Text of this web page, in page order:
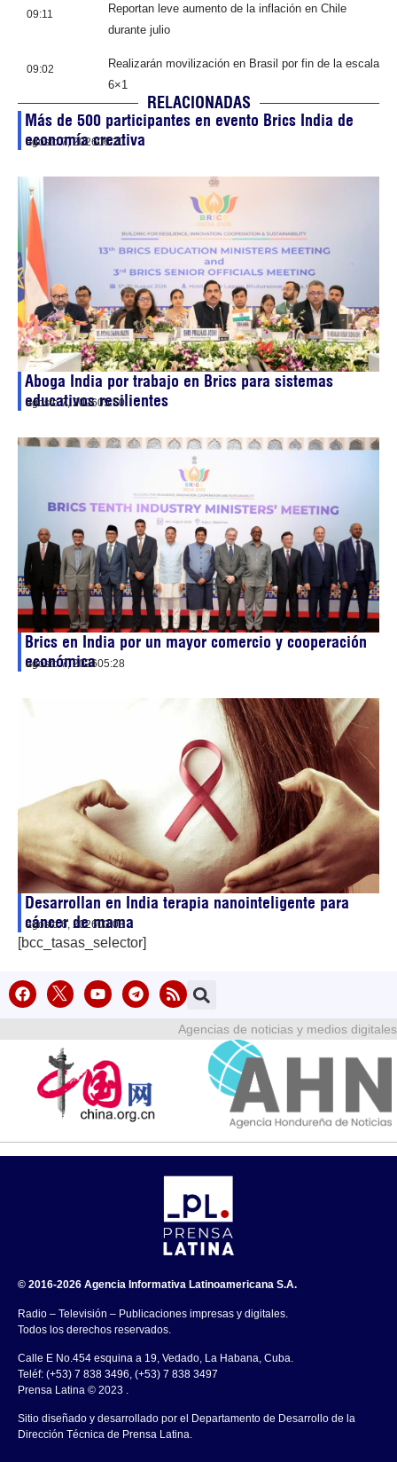
09:11
Reportan leve aumento de la inflación en Chile
durante julio
09:02
Realizarán movilización en Brasil por fin de la escala
6×1
RELACIONADAS
Más de 500 participantes en evento Brics India de
economía creativa
agosto 7, 202606:20
Aboga India por trabajo en Brics para sistemas
educativos resilientes
agosto 7, 202605:50
Brics en India por un mayor comercio y cooperación
económica
agosto 7, 202605:28
Desarrollan en India terapia nanointeligente para
cáncer de mama
agosto 6, 202603:03
[bcc_tasas_selector]
Agencias de noticias y medios digitales
© 2016-2026 Agencia Informativa Latinoamericana S.A.
Radio – Televisión – Publicaciones impresas y digitales.
Todos los derechos reservados.
Calle E No.454 esquina a 19, Vedado, La Habana, Cuba.
Teléf: (+53) 7 838 3496, (+53) 7 838 3497
Prensa Latina © 2023 .
Sitio diseñado y desarrollado por el Departamento de Desarrollo de la
Dirección Técnica de Prensa Latina.